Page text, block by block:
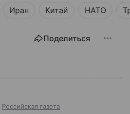
Иран Китай НАТО
Поделиться
Российская газета